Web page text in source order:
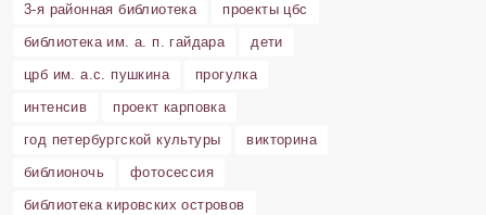
3-я районная библиотека
проекты цбс
библиотека им. а. п. гайдара
дети
црб им. а.с. пушкина
прогулка
интенсив
проект карповка
год петербургской культуры
викторина
библионочь
фотосессия
библиотека кировских островов